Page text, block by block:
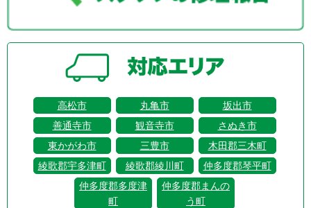
高松市 丸亀市
坂出市
善通寺市
観音寺市
さぬき市
東かがわ市
三豊市
木田郡三木町
綾歌郡宇多津町
綾歌郡綾川町
仲多度郡琴平町
仲多度郡多度津
町
仲多度郡まんの
う町